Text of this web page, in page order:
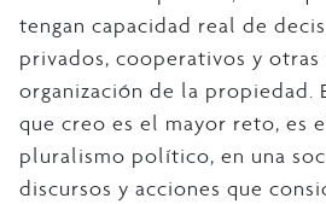
tengan capacidad real de
privados, cooperativos y
organización de la propiedad.
que creo es el mayor reto, es
pluralismo político, en una
discursos y acciones que